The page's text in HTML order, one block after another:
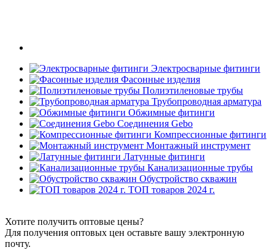
Электросварные фитинги
Фасонные изделия
Полиэтиленовые трубы
Трубопроводная арматура
Обжимные фитинги
Соединения Gebo
Компрессионные фитинги
Монтажный инструмент
Латунные фитинги
Канализационные трубы
Обустройство скважин
ТОП товаров 2024 г.
Хотите получить оптовые цены?
Для получения оптовых цен оставьте вашу электронную
почту.